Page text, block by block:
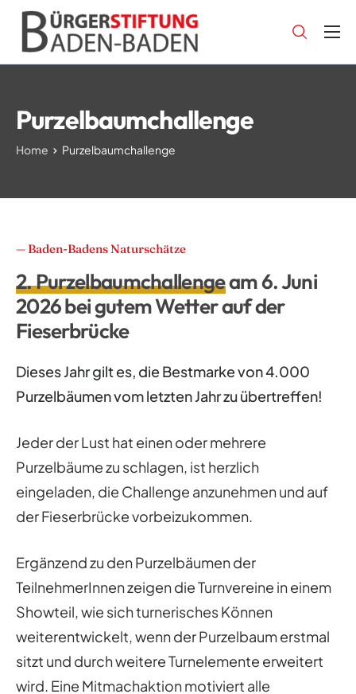
Purzelbaumchallenge
Home Purzelbaumchallenge
— Baden-Badens Naturschätze
2. Purzelbaumchallengeam 6. Juni
2026 bei gutem Wetter auf der
Fieserbrücke
Dieses Jahr gilt es, die Bestmarke von 4.000
Purzelbäumen vom letzten Jahr zu übertreffen!
Jeder der Lust hat einen oder mehrere
Purzelbäume zu schlagen, ist herzlich
eingeladen, die Challenge anzunehmen und auf
der Fieserbrücke vorbeizukommen.
Ergänzend zu den Purzelbäumen der
TeilnehmerInnen zeigen die Turnvereine in einem
Showteil, wie sich turnerisches Können
weiterentwickelt, wenn der Purzelbaum erstmal
sitzt und durch weitere Turnelemente erweitert
wird. Eine Mitmachaktion motiviert alle